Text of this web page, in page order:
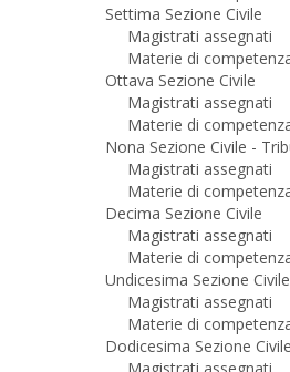
Settima Sezione Civile
Magistrati assegnati
Materie di
Ottava Sezione Civile
Magistrati assegnati
Materie di
Nona Sezione Civile -
Magistrati assegnati
Materie di
Decima Sezione Civile
Magistrati assegnati
Materie di
Undicesima Sezione Civile
Magistrati assegnati
Materie di
Dodicesima Sezione Civile